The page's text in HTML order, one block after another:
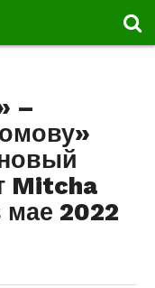
–
Mitcha
мае 2022